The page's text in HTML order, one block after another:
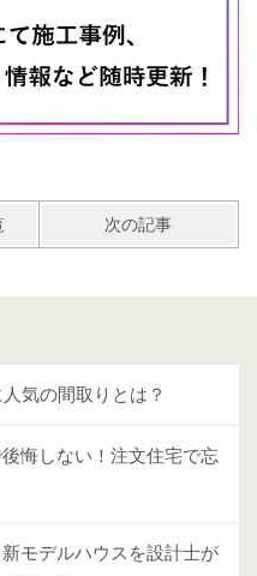
次の記事
気の間取りとは？
悔しない！注文住宅で忘
新モデルハウスを設計士が